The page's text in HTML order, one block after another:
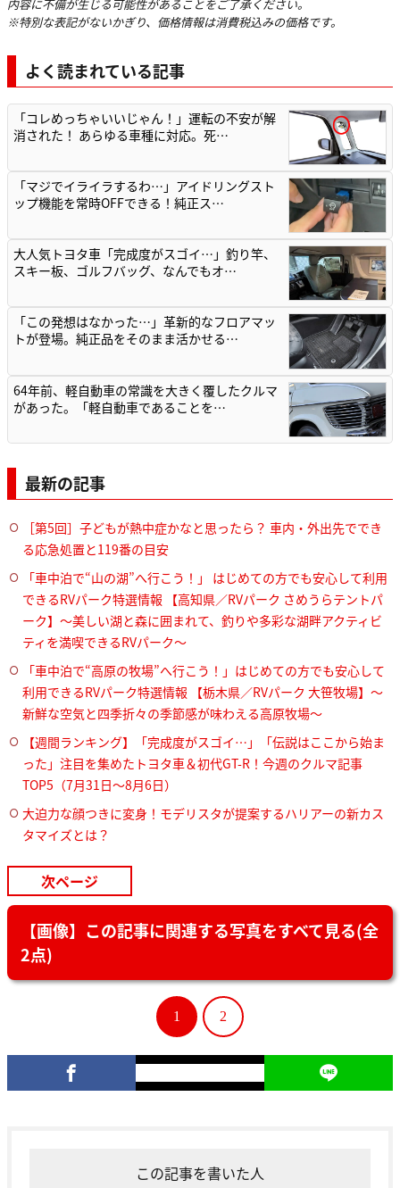
内容に不備が生じる可能性があることをご了承ください。
※特別な表記がないかぎり、価格情報は消費税込みの価格です。
よく読まれている記事
「コレめっちゃいいじゃん！」運転の不安が解
消された！ あらゆる車種に対応。死…
「マジでイライラするわ…」アイドリングスト
ップ機能を常時OFFできる！純正ス…
大人気トヨタ車「完成度がスゴイ…」釣り竿、
スキー板、ゴルフバッグ、なんでもオ…
「この発想はなかった…」革新的なフロアマッ
トが登場。純正品をそのまま活かせる…
64年前、軽自動車の常識を大きく覆したクルマ
があった。「軽自動車であることを…
最新の記事
［第5回］子どもが熱中症かなと思ったら？ 車内・外出先ででき
る応急処置と119番の目安
「車中泊で“山の湖”へ行こう！」 はじめての方でも安心して利用
できるRVパーク特選情報 【高知県／RVパーク さめうらテントパ
ーク】～美しい湖と森に囲まれて、釣りや多彩な湖畔アクティビ
ティを満喫できるRVパーク～
「車中泊で“高原の牧場”へ行こう！」はじめての方でも安心して
利用できるRVパーク特選情報 【栃木県／RVパーク 大笹牧場】～
新鮮な空気と四季折々の季節感が味わえる高原牧場～
【週間ランキング】「完成度がスゴイ…」「伝説はここから始ま
った」注目を集めたトヨタ車＆初代GT-R！今週のクルマ記事
TOP5（7月31日〜8月6日）
大迫力な顔つきに変身！モデリスタが提案するハリアーの新カス
タマイズとは？
次ページ
【画像】この記事に関連する写真をすべて見る(全
2点)
1 2
この記事を書いた人